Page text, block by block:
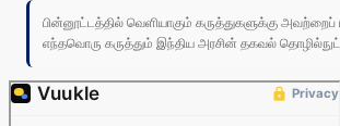
பின்னூட்டத்தில் வெளியாகும் கருத்துகளுக்கு
எந்தவொரு கருத்தும் இந்திய அரசின் தகவல்